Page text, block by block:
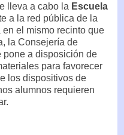
lleva a cabo la Escuela
a la red pública de la
el mismo recinto que
la Consejería de
pone a disposición de
para favorecer
los dispositivos de
alumnos requieren